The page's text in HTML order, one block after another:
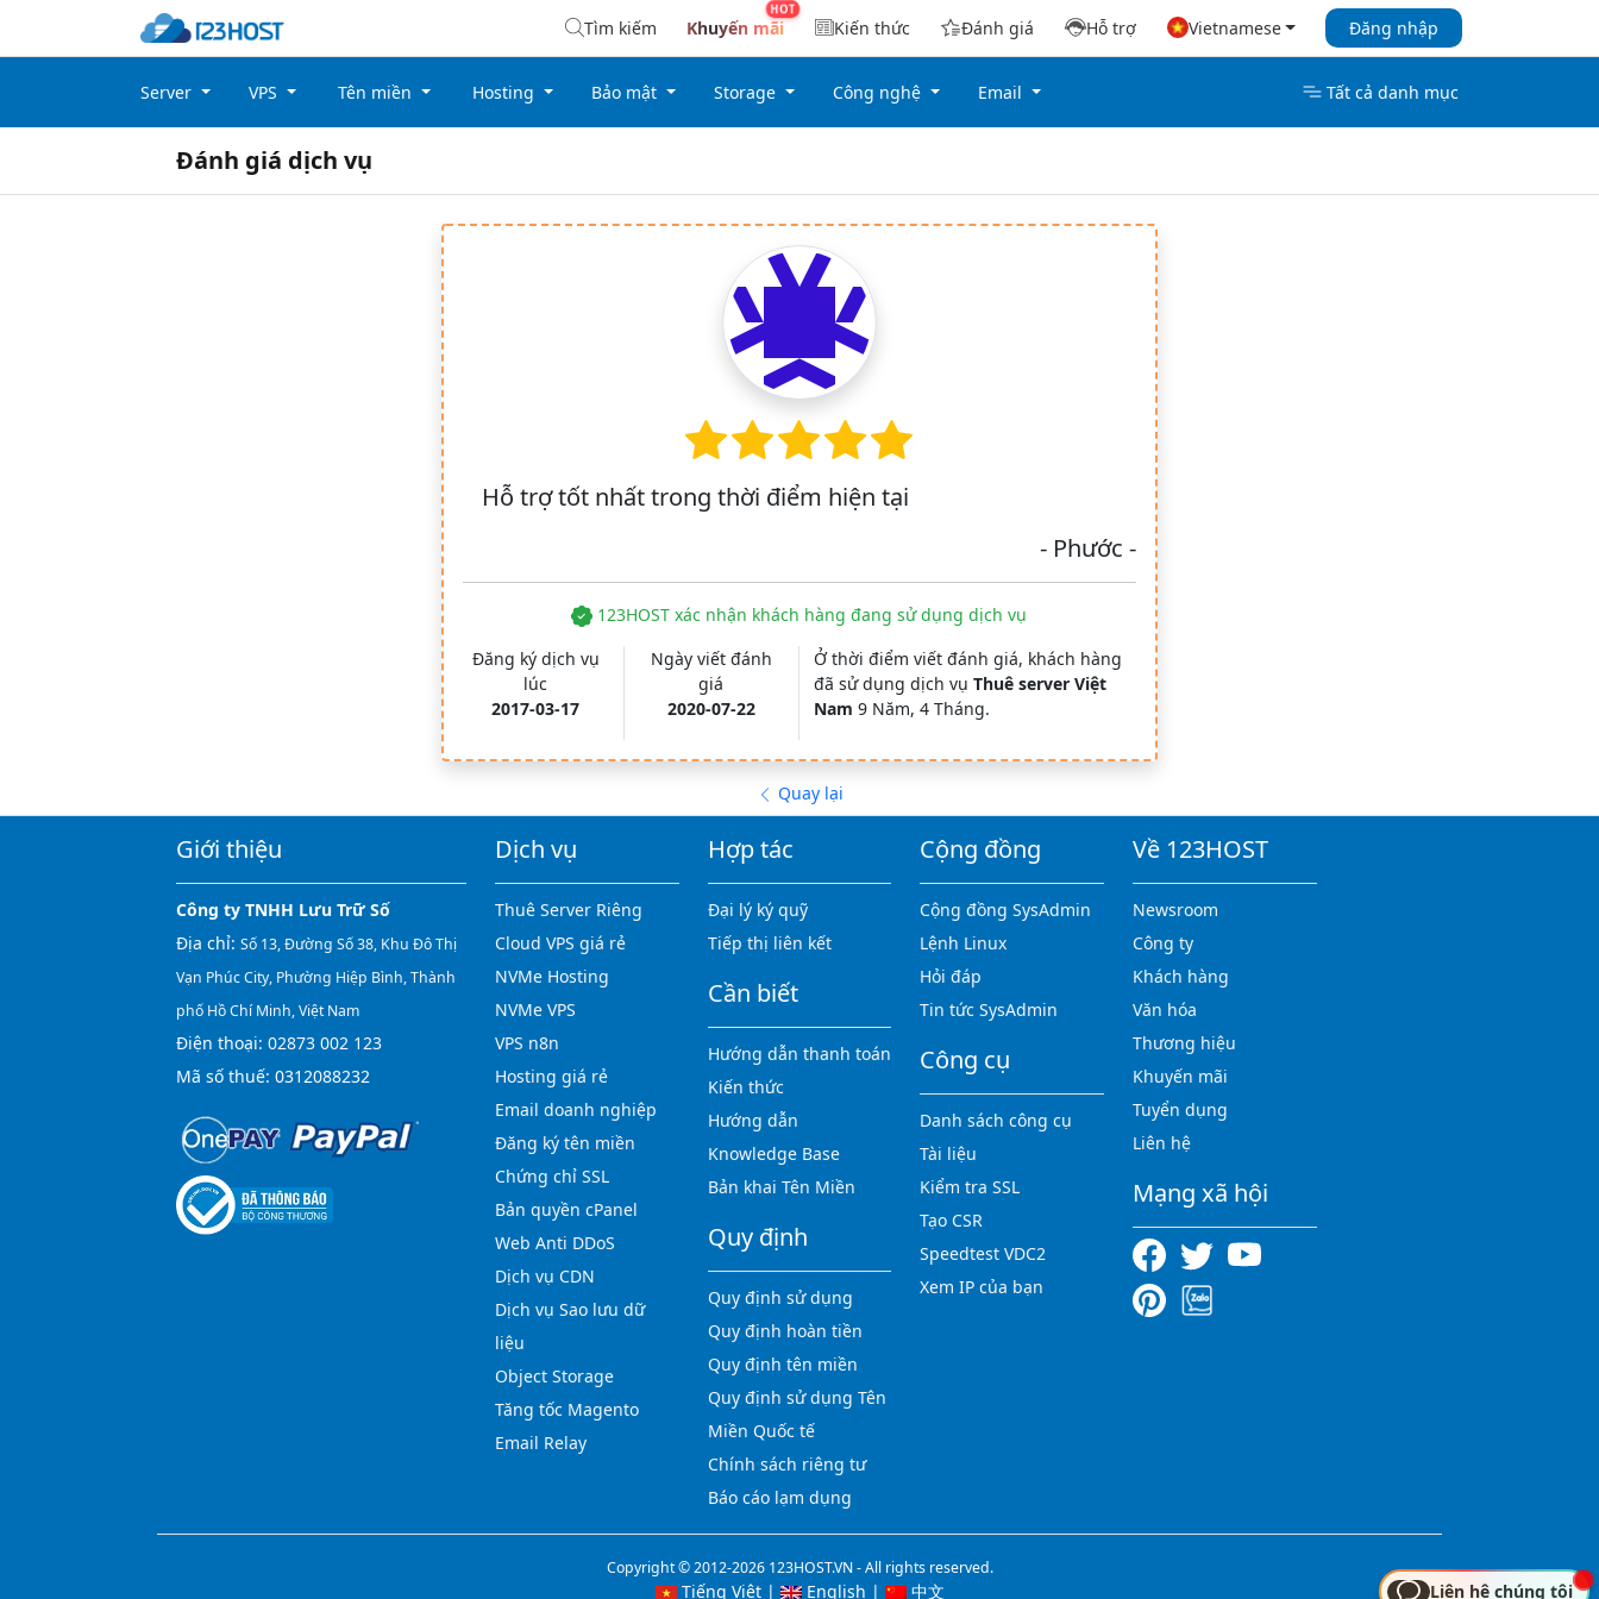
Tìm kiếm Khuyến mãi Kiến thức Đánh giá Hỗ trợ Vietnamese Đăng nhập
Server VPS Tên miền Hosting Bảo mật Storage Công nghệ Email Tất cả danh mục
Đánh giá dịch vụ
Hỗ trợ tốt nhất trong thời điểm hiện tại
- Phước -
123HOST xác nhận khách hàng đang sử dụng dịch vụ
Đăng ký dịch vụ
lúc
2017-03-17
Ngày viết đánh
giá
2020-07-22
Ở thời điểm viết đánh giá, khách hàng
đã sử dụng dịch vụ Thuê server Việt
Nam 9 Năm, 4 Tháng.
Quay lại
Giới thiệu
Công ty TNHH Lưu Trữ Số
Địa chỉ: Số 13, Đường Số 38, Khu Đô Thị
Vạn Phúc City, Phường Hiệp Bình, Thành
phố Hồ Chí Minh, Việt Nam
Điện thoại: 02873 002 123
Mã số thuế: 0312088232
Dịch vụ
Thuê Server Riêng
Cloud VPS giá rẻ
NVMe Hosting
NVMe VPS
VPS n8n
Hosting giá rẻ
Email doanh nghiệp
Đăng ký tên miền
Chứng chỉ SSL
Bản quyền cPanel
Web Anti DDoS
Dịch vụ CDN
Dịch vụ Sao lưu dữ
liệu
Object Storage
Tăng tốc Magento
Email Relay
Hợp tác
Đại lý ký quỹ
Tiếp thị liên kết
Cần biết
Hướng dẫn thanh toán
Kiến thức
Hướng dẫn
Knowledge Base
Bản khai Tên Miền
Quy định
Quy định sử dụng
Quy định hoàn tiền
Quy định tên miền
Quy định sử dụng Tên
Miền Quốc tế
Chính sách riêng tư
Báo cáo lạm dụng
Cộng đồng
Cộng đồng SysAdmin
Lệnh Linux
Hỏi đáp
Tin tức SysAdmin
Công cụ
Danh sách công cụ
Tài liệu
Kiểm tra SSL
Tạo CSR
Speedtest VDC2
Xem IP của bạn
Về 123HOST
Newsroom
Công ty
Khách hàng
Văn hóa
Thương hiệu
Khuyến mãi
Tuyển dụng
Liên hệ
Mạng xã hội
Copyright © 2012-2026 123HOST.VN - All rights reserved.
Tiếng Việt| English | 中文 Liên hệ chúng tôi